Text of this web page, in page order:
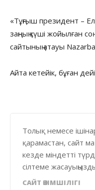
«Тұңғыш президент –
заңның күші жойылған
сайтының атауы
Айта кетейік, бұған
Толық немесе
қарамастан, сайт
кезде міндетті
сілтеме
САЙТ ӘКІМШІЛІГІ